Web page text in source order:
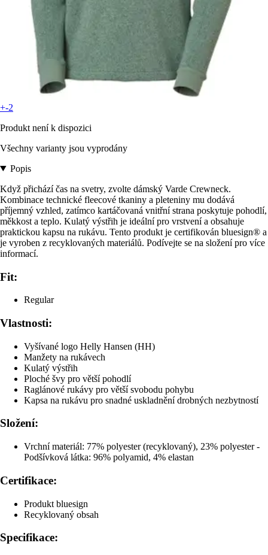
+-2
Produkt není k dispozici
Všechny varianty jsou vyprodány
Popis
Když přichází čas na svetry, zvolte dámský Varde Crewneck.
Kombinace technické fleecové tkaniny a pleteniny mu dodává
příjemný vzhled, zatímco kartáčovaná vnitřní strana poskytuje pohodlí,
měkkost a teplo. Kulatý výstřih je ideální pro vrstvení a obsahuje
praktickou kapsu na rukávu. Tento produkt je certifikován bluesign® a
je vyroben z recyklovaných materiálů. Podívejte se na složení pro více
informací.
Fit:
Regular
Vlastnosti:
Vyšívané logo Helly Hansen (HH)
Manžety na rukávech
Kulatý výstřih
Ploché švy pro větší pohodlí
Raglánové rukávy pro větší svobodu pohybu
Kapsa na rukávu pro snadné uskladnění drobných nezbytností
Složení:
Vrchní materiál: 77% polyester (recyklovaný), 23% polyester -
Podšívková látka: 96% polyamid, 4% elastan
Certifikace:
Produkt bluesign
Recyklovaný obsah
Specifikace: